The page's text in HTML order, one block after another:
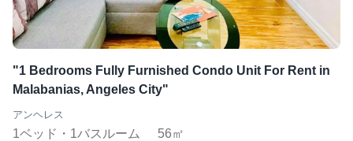
"1 Bedrooms Fully Furnished Condo Unit For Rent in
Malabanias, Angeles City"
アンヘレス
1ベッド・1バスルーム 56㎡